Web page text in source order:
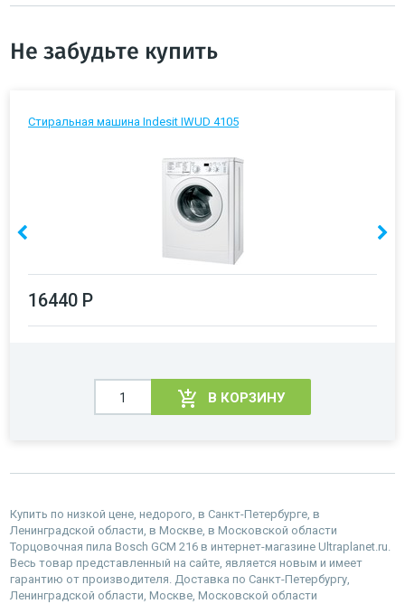
Не забудьте купить
Стиральная машина Indesit IWUD 4105
16440 Р
В КОРЗИНУ
Купить по низкой цене, недорого, в Санкт-Петербурге, в
Ленинградской области, в Москве, в Московской области
Торцовочная пила Bosch GCM 216 в интернет-магазине Ultraplanet.ru.
Весь товар представленный на сайте, является новым и имеет
гарантию от производителя. Доставка по Санкт-Петербургу,
Ленинградской области, Москве, Московской области